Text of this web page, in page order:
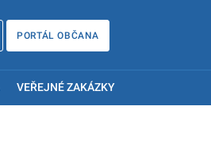
PORTÁL OBČANA
VEŘEJNÉ ZAKÁZKY